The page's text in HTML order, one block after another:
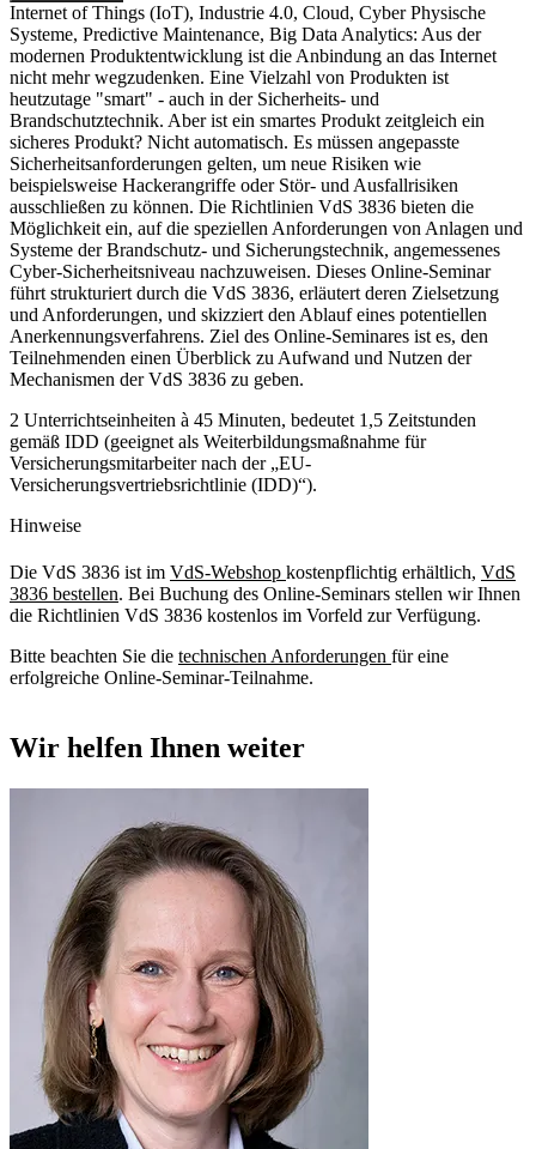
Internet of Things (IoT), Industrie 4.0, Cloud, Cyber Physische
Systeme, Predictive Maintenance, Big Data Analytics: Aus der
modernen Produktentwicklung ist die Anbindung an das Internet
nicht mehr wegzudenken. Eine Vielzahl von Produkten ist
heutzutage "smart" - auch in der Sicherheits- und
Brandschutztechnik. Aber ist ein smartes Produkt zeitgleich ein
sicheres Produkt? Nicht automatisch. Es müssen angepasste
Sicherheitsanforderungen gelten, um neue Risiken wie
beispielsweise Hackerangriffe oder Stör- und Ausfallrisiken
ausschließen zu können. Die Richtlinien VdS 3836 bieten die
Möglichkeit ein, auf die speziellen Anforderungen von Anlagen und
Systeme der Brandschutz- und Sicherungstechnik, angemessenes
Cyber-Sicherheitsniveau nachzuweisen. Dieses Online-Seminar
führt strukturiert durch die VdS 3836, erläutert deren Zielsetzung
und Anforderungen, und skizziert den Ablauf eines potentiellen
Anerkennungsverfahrens. Ziel des Online-Seminares ist es, den
Teilnehmenden einen Überblick zu Aufwand und Nutzen der
Mechanismen der VdS 3836 zu geben.
2 Unterrichtseinheiten à 45 Minuten, bedeutet 1,5 Zeitstunden
gemäß IDD (geeignet als Weiterbildungsmaßnahme für
Versicherungsmitarbeiter nach der „EU-
Versicherungsvertriebsrichtlinie (IDD)“).
Hinweise
Die VdS 3836 ist im VdS-Webshop kostenpflichtig erhältlich, VdS
3836 bestellen. Bei Buchung des Online-Seminars stellen wir Ihnen
die Richtlinien VdS 3836 kostenlos im Vorfeld zur Verfügung.
Bitte beachten Sie die technischen Anforderungen für eine
erfolgreiche Online-Seminar-Teilnahme.
Wir helfen Ihnen weiter